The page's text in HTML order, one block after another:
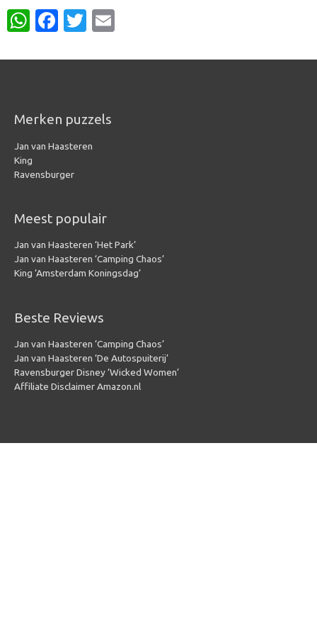
W
at
A
p
Fa
e
o
o
k
T
it
r
ail
Merken puzzels
Jan van Haasteren
King
Ravensburger
Meest populair
Jan van Haasteren ‘Het Park’
Jan van Haasteren ‘Camping Chaos’
King ‘Amsterdam Koningsdag’
Beste Reviews
Jan van Haasteren ‘Camping Chaos’
Jan van Haasteren ‘De Autospuiterij’
Ravensburger Disney ‘Wicked Women’
Affiliate Disclaimer Amazon.nl